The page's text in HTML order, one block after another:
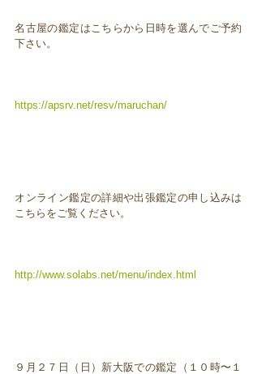
名古屋の鑑定はこちらから日時を選んでご予約
下さい。
https://apsrv.net/resv/maruchan/
オンライン鑑定の詳細や出張鑑定の申し込みは
こちらをご覧ください。
http://www.solabs.net/menu/index.html
９月２７日（日）新大阪での鑑定（１０時〜１